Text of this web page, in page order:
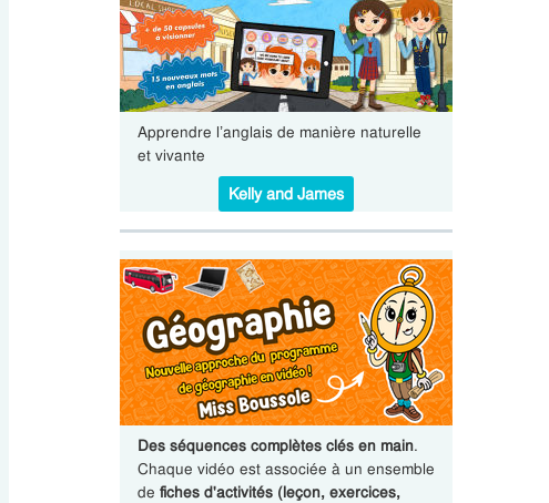
Apprendre l’anglais de manière naturelle
et vivante
Kelly and James
Des séquences complètes clés en main.
Chaque vidéo est associée à un ensemble
de fiches d'activités (leçon, exercices,